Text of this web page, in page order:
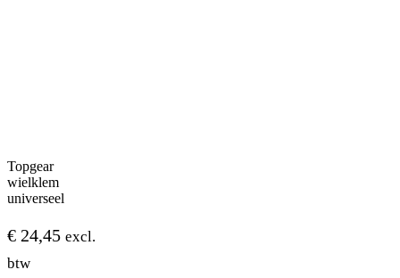
Topgear
wielklem
universeel
€ 24,45 excl.
btw